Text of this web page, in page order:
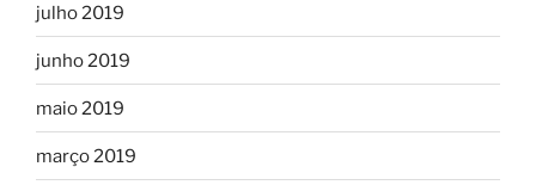
julho 2019
junho 2019
maio 2019
março 2019